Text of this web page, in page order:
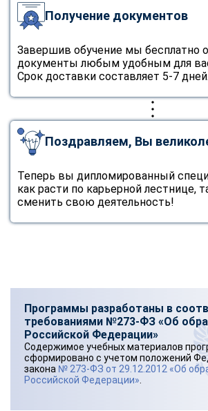
Получение документов
Завершив обучение мы бесплатно
документы любым удобным для
Срок доставки составляет 5-7 дней.
Поздравляем, Вы
Теперь вы дипломированный
как расти по карьерной лестнице,
сменить свою деятельность!
Программы разработаны в
требованиями №273-ФЗ «Об
Российской Федерации»
Содержимое учебных материалов
сформировано с учетом положений
закона № 273-ФЗ от 29.12.2012 «Об
Российской Федерации»